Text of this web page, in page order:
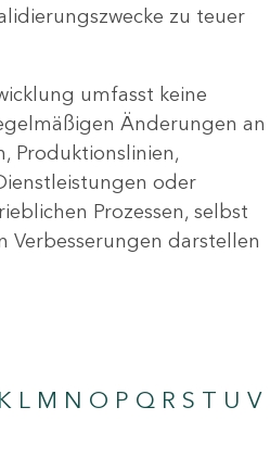
zu teuer
umfasst keine
Änderungen an
Produktionslinien,
oder
Prozessen, selbst
Verbesserungen darstellen
K L M N O P Q R S T U V